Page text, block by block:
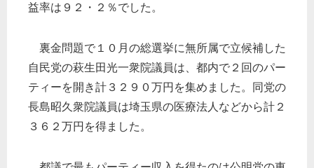
益率は９２・２％でした。
裏金問題で１０月の総選挙に無所属で立候補した
自民党の萩生田光一衆院議員は、都内で２回のパー
ティーを開き計３２９０万円を集めました。同党の
長島昭久衆院議員は埼玉県の医療法人などから計２
３６２万円を得ました。